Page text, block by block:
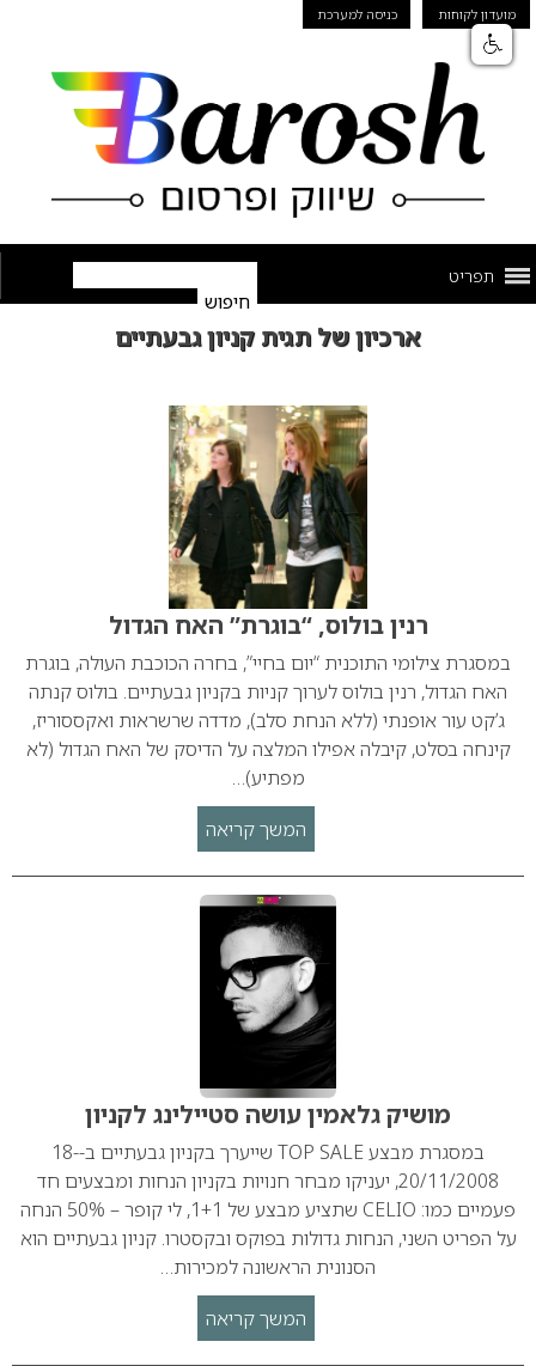
מועדון לקוחות כניסה למערכת
תפריט
ארכיון של תגית קניון גבעתיים
רנין בולוס, “בוגרת” האח הגדול
במסגרת צילומי התוכנית “יום בחיי”, בחרה הכוכבת העולה, בוגרת
האח הגדול, רנין בולוס לערוך קניות בקניון גבעתיים. בולוס קנתה
ג’קט עור אופנתי (ללא הנחת סלב), מדדה שרשראות ואקססוריז,
קינחה בסלט, קיבלה אפילו המלצה על הדיסק של האח הגדול (לא
מפתיע)…
המשך קריאה
מושיק גלאמין עושה סטיילינג לקניון
במסגרת מבצע TOP SALE שייערך בקניון גבעתיים ב-18-
20/11/2008, יעניקו מבחר חנויות בקניון הנחות ומבצעים חד
פעמיים כמו: CELIO שתציע מבצע של 1+1, לי קופר – 50% הנחה
על הפריט השני, הנחות גדולות בפוקס ובקסטרו. קניון גבעתיים הוא
הסנונית הראשונה למכירות…
המשך קריאה